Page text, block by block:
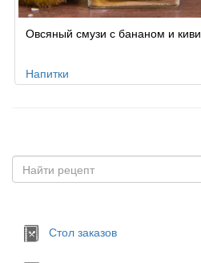
Овсяный смузи с бананом и киви
Напитки
Стол заказов